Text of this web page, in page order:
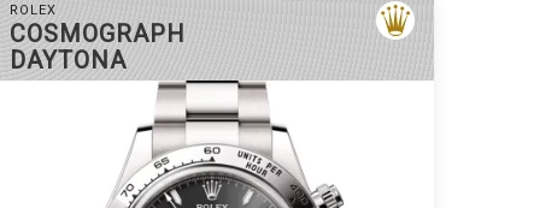
ROLEX
COSMOGRAPH
DAYTONA